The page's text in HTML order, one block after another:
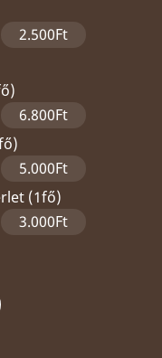
2.500Ft
6.800Ft
5.000Ft
(1fő)
3.000Ft